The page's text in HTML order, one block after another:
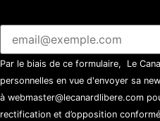
Par le biais de ce formulaire, Le
personnelles en vue d'envoyer sa
à webmaster@lecanardlibere.com
rectification et d’opposition